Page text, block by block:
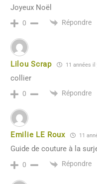
Joyeux Noël
0 Répondre
Lilou Scrap 11 années il
collier
0 Répondre
Emilie LE Roux 11
Guide de couture à la
0 Répondre